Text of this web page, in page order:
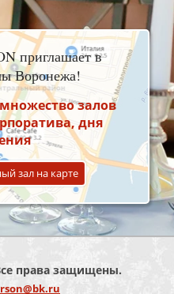
приглашает в
Воронежа!
залов
дня
зал на карте
права защищены.